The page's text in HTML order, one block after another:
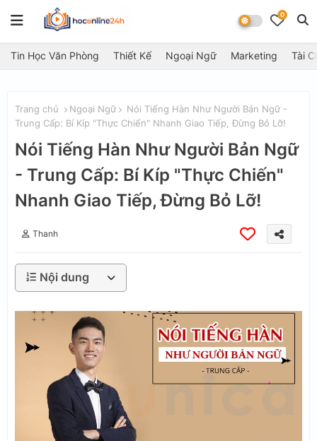
0
Tin Học Văn Phòng Thiết Kế Ngoại Ngữ Marketing Tài
Trang chủ Ngoại Ngữ
Nói Tiếng Hàn Như Người Bản Ngữ -
Trung Cấp: Bí Kíp "Thực Chiến" Nhanh Giao Tiếp, Đừng Bỏ Lỡ!
Nói Tiếng Hàn Như Người Bản Ngữ
- Trung Cấp: Bí Kíp "Thực Chiến"
Nhanh Giao Tiếp, Đừng Bỏ Lỡ!
Thanh
Nội dung